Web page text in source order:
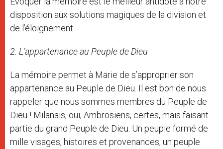
disposition aux solutions magiques de la division et
de l’éloignement.
2. L’appartenance au Peuple de Dieu
La mémoire permet à Marie de s’approprier son
appartenance au Peuple de Dieu. Il est bon de nous
rappeler que nous sommes membres du Peuple de
Dieu ! Milanais, oui, Ambrosiens, certes, mais faisant
partie du grand Peuple de Dieu. Un peuple formé de
mille visages, histoires et provenances, un peuple